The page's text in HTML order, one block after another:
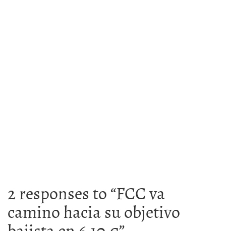
2 responses to “FCC va
camino hacia su objetivo